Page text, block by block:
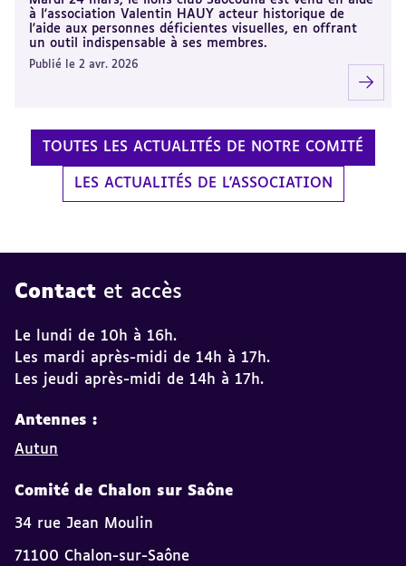
à l'association Valentin HAUY acteur historique de
l'aide aux personnes déficientes visuelles, en offrant
un outil indispensable à ses membres.
Publié le 2 avr. 2026
TOUTES LES ACTUALITÉS DE NOTRE COMITÉ
LES ACTUALITÉS DE L'ASSOCIATION
Contact et accès
Le lundi de 10h à 16h.
Les mardi après-midi de 14h à 17h.
Les jeudi après-midi de 14h à 17h.
Antennes :
Autun
Comité de Chalon sur Saône
34 rue Jean Moulin
71100 Chalon-sur-Saône